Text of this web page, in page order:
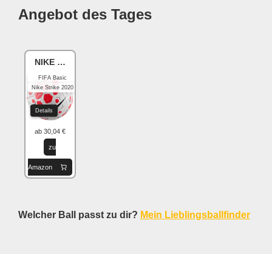
Angebot des Tages
NIKE Academy
FIFA Basic
Nike Strike 2020
Details
ab 30,04 €
zu
Amazon
Welcher Ball passt zu dir? Mein Lieblingsballfinder